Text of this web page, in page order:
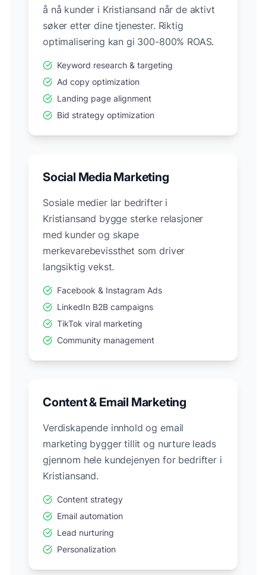
å nå kunder i Kristiansand når de aktivt
søker etter dine tjenester. Riktig
optimalisering kan gi 300-800% ROAS.
Keyword research & targeting
Ad copy optimization
Landing page alignment
Bid strategy optimization
Social Media Marketing
Sosiale medier lar bedrifter i
Kristiansand bygge sterke relasjoner
med kunder og skape
merkevarebevissthet som driver
langsiktig vekst.
Facebook & Instagram Ads
LinkedIn B2B campaigns
TikTok viral marketing
Community management
Content & Email Marketing
Verdiskapende innhold og email
marketing bygger tillit og nurture leads
gjennom hele kundejenyen for bedrifter i
Kristiansand.
Content strategy
Email automation
Lead nurturing
Personalization